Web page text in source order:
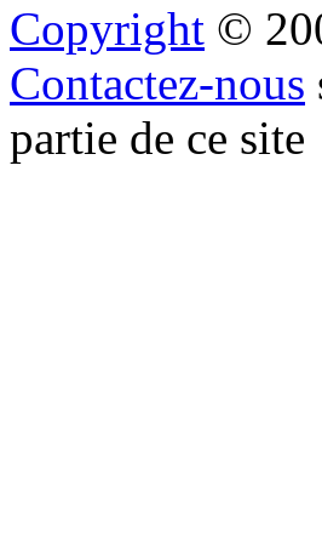
Copyright ©
Contactez-nous
partie de ce site